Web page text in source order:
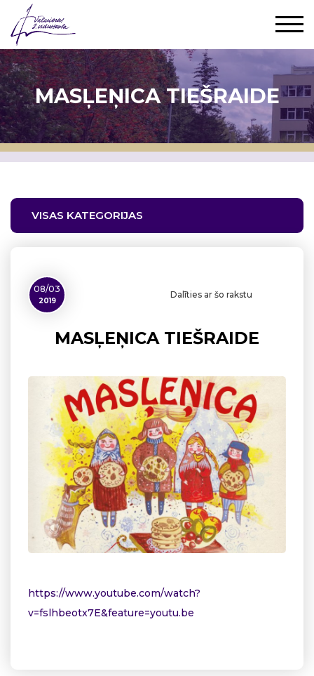
MASĻEŅICA TIEŠRAIDE
VISAS KATEGORIJAS
08/03
2019
Dalīties ar šo rakstu
MASĻEŅICA TIEŠRAIDE
https://www.youtube.com/watch?
v=fslhbeotx7E&feature=youtu.be